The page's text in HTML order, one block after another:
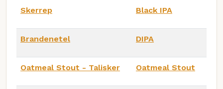
Skerrep Black IPA
Brandenetel DIPA
Oatmeal Stout - Talisker Oatmeal Stout